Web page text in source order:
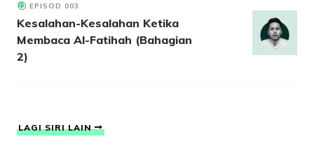
EPISOD 003
Kesalahan-Kesalahan Ketika
Membaca Al-Fatihah (Bahagian
2)
LAGI SIRI LAIN